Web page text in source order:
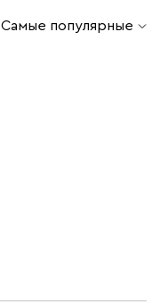
Самые популярные